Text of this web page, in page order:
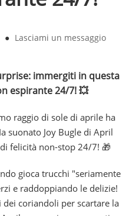
● Lasciami un messaggio
immergiti in questa
espirante 24/7! 💥
raggio di sole di aprile ha
suonato Joy Bugle di April
felicità non-stop 24/7! 🎁
gioca trucchi "seriamente
e raddoppiando le delizie!
dei coriandoli per scartare la